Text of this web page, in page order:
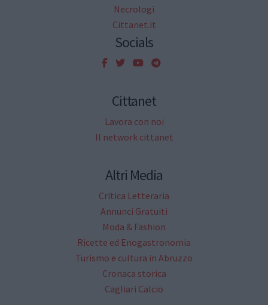
Necrologi
Cittanet.it
Socials
Cittanet
Lavora con noi
Il network cittanet
Altri Media
Critica Letteraria
Annunci Gratuiti
Moda & Fashion
Ricette ed Enogastronomia
Turismo e cultura in Abruzzo
Cronaca storica
Cagliari Calcio